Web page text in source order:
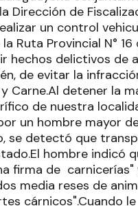
Dirección de
un control
Ruta Provincial N° 16
hechos delictivos de
de evitar la
y Carne.Al detener la
de nuestra
un hombre mayor
se detectó que
hombre indicó
firma de carnicerías"
media reses de
cárnicos".Cuando le